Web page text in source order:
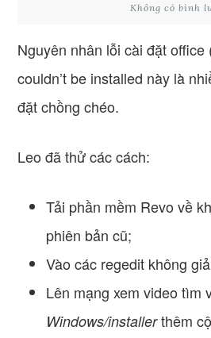
Không có bình
Nguyên nhân lỗi cài đặt office
couldn’t be installed này là
đặt chồng chéo.
Leo đã thử các cách:
Tải phần mềm Revo về
phiên bản cũ;
Vào các regedit không
Lên mạng xem video tìm
Windows/installerthêm